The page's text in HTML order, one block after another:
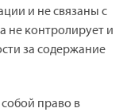
и не связаны с
не контролирует и
за содержание
право в